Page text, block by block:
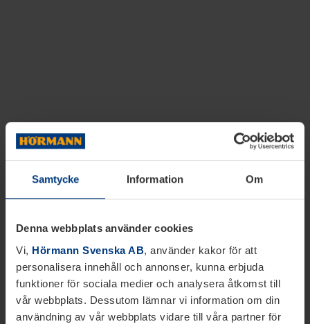
Samtycke Information Om
Denna webbplats använder cookies
Vi, Hörmann Svenska AB, använder kakor för att
personalisera innehåll och annonser, kunna erbjuda
funktioner för sociala medier och analysera åtkomst till
vår webbplats. Dessutom lämnar vi information om din
användning av vår webbplats vidare till våra partner för